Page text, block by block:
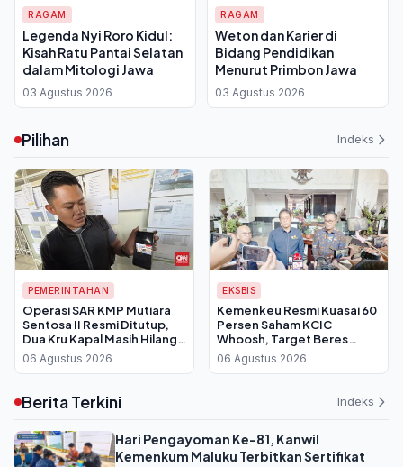
RAGAM
Legenda Nyi Roro Kidul:
Kisah Ratu Pantai Selatan
dalam Mitologi Jawa
03 Agustus 2026
RAGAM
Weton dan Karier di
Bidang Pendidikan
Menurut Primbon Jawa
03 Agustus 2026
Pilihan Indeks
PEMERINTAHAN
Operasi SAR KMP Mutiara
Sentosa II Resmi Ditutup,
Dua Kru Kapal Masih Hilang
dan Tak Terdaftar
06 Agustus 2026
EKSBIS
Kemenkeu Resmi Kuasai 60
Persen Saham KCIC
Whoosh, Target Beres
September 2026
06 Agustus 2026
Berita Terkini Indeks
Hari Pengayoman Ke-81, Kanwil
Kemenkum Maluku Terbitkan Sertifikat